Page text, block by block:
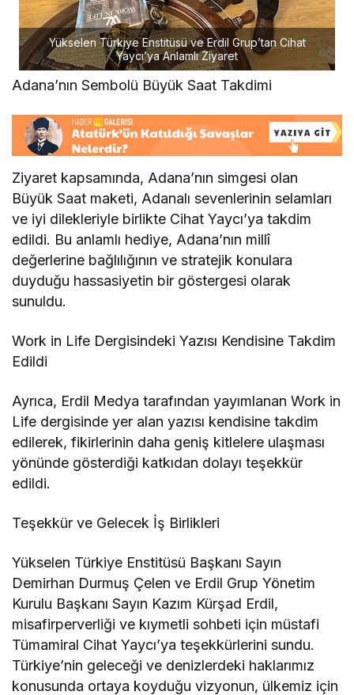
Yükselen Türkiye Enstitüsü ve Erdil Grup’tan Cihat
Yaycı’ya Anlamlı Ziyaret
Adana’nın Sembolü Büyük Saat Takdimi
Ziyaret kapsamında, Adana’nın simgesi olan
Büyük Saat maketi, Adanalı sevenlerinin selamları
ve iyi dilekleriyle birlikte Cihat Yaycı’ya takdim
edildi. Bu anlamlı hediye, Adana’nın millî
değerlerine bağlılığının ve stratejik konulara
duyduğu hassasiyetin bir göstergesi olarak
sunuldu.
Work in Life Dergisindeki Yazısı Kendisine Takdim
Edildi
Ayrıca, Erdil Medya tarafından yayımlanan Work in
Life dergisinde yer alan yazısı kendisine takdim
edilerek, fikirlerinin daha geniş kitlelere ulaşması
yönünde gösterdiği katkıdan dolayı teşekkür
edildi.
Teşekkür ve Gelecek İş Birlikleri
Yükselen Türkiye Enstitüsü Başkanı Sayın
Demirhan Durmuş Çelen ve Erdil Grup Yönetim
Kurulu Başkanı Sayın Kazım Kürşad Erdil,
misafirperverliği ve kıymetli sohbeti için müstafi
Tümamiral Cihat Yaycı’ya teşekkürlerini sundu.
Türkiye’nin geleceği ve denizlerdeki haklarımız
konusunda ortaya koyduğu vizyonun, ülkemiz için